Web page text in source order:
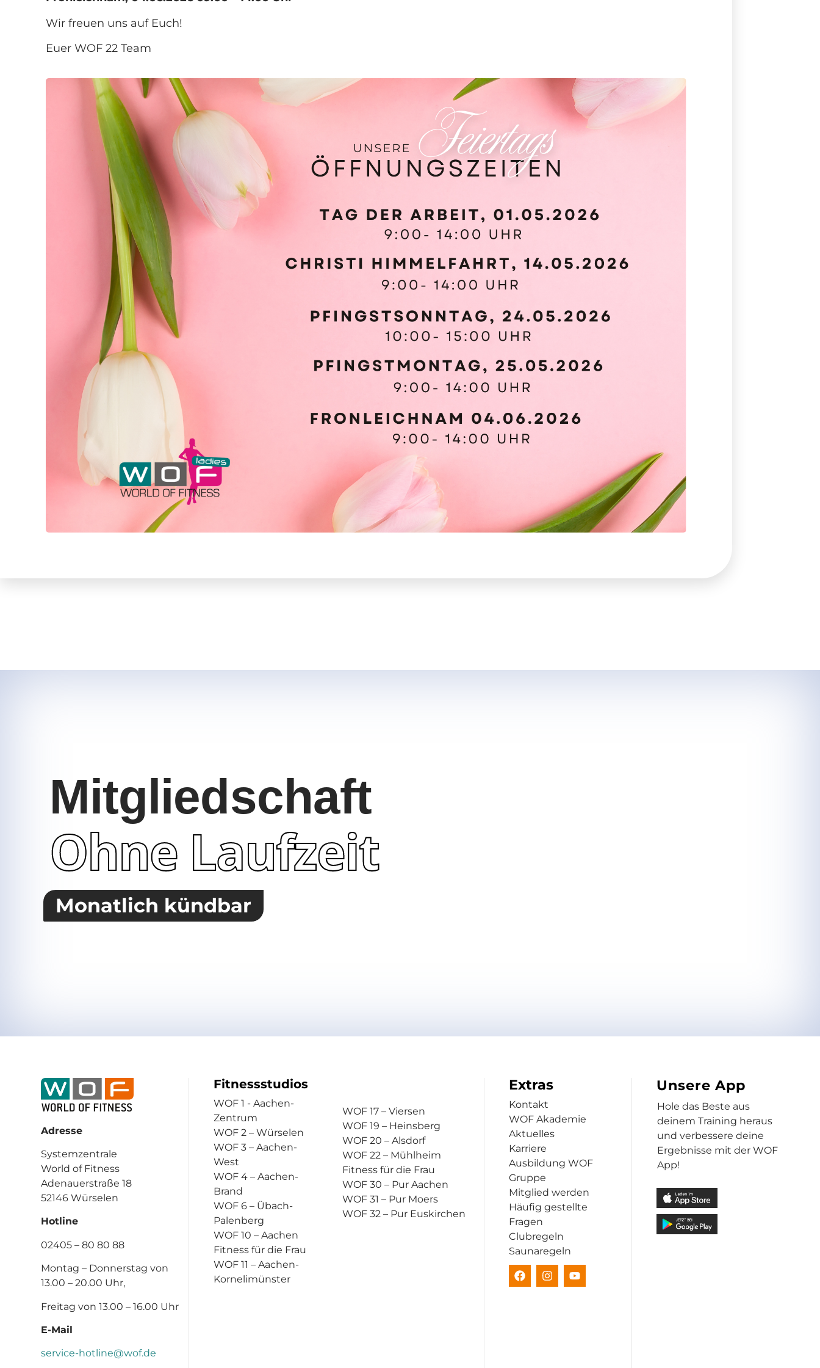
Wir freuen uns auf Euch!
Euer WOF 22 Team
Mitgliedschaft
Ohne Laufzeit
Monatlich kündbar
Adresse
Systemzentrale
World of Fitness
Adenauerstraße 18
52146 Würselen
Hotline
02405 – 80 80 88
Montag – Donnerstag von
13.00 – 20.00 Uhr,
Freitag von 13.00 – 16.00 Uhr
E-Mail
service-hotline@wof.de
Fitnessstudios
WOF 1 - Aachen-
Zentrum
WOF 2 – Würselen
WOF 3 – Aachen-
West
WOF 4 – Aachen-
Brand
WOF 6 – Übach-
Palenberg
WOF 10 – Aachen
Fitness für die Frau
WOF 11 – Aachen-
Kornelimünster
WOF 17 – Viersen
WOF 19 – Heinsberg
WOF 20 – Alsdorf
WOF 22 – Mühlheim
Fitness für die Frau
WOF 30 – Pur Aachen
WOF 31 – Pur Moers
WOF 32 – Pur Euskirchen
Extras
Kontakt
WOF Akademie
Aktuelles
Karriere
Ausbildung WOF
Gruppe
Mitglied werden
Häufig gestellte
Fragen
Clubregeln
Saunaregeln
Unsere App
Hole das Beste aus
deinem Training heraus
und verbessere deine
Ergebnisse mit der WOF
App!